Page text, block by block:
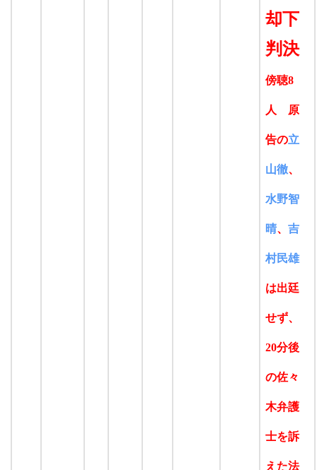
却下
判決
傍聴8
人 原
告の立
山徹、
水野智
晴、 吉
村民雄
は出廷
せず、
20分後
の佐々
木弁護
士を訴
えた法